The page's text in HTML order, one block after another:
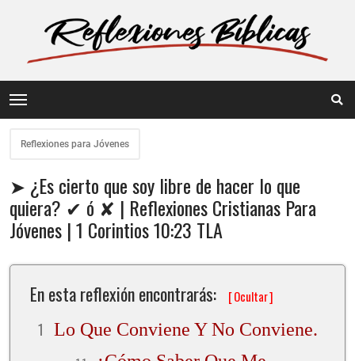
Reflexiones para Jóvenes
➤ ¿Es cierto que soy libre de hacer lo que
quiera? ✔ ó ✘ | Reflexiones Cristianas Para
Jóvenes | 1 Corintios 10:23 TLA
En esta reflexión encontrarás: [Ocultar]
Lo Que Conviene Y No Conviene.